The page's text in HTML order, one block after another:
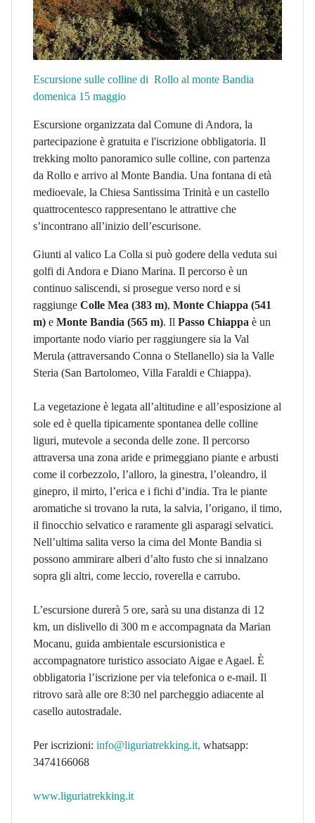
Escursione sulle colline di Rollo al monte Bandia
domenica 15 maggio
Escursione organizzata dal Comune di Andora, la
partecipazione è gratuita e l'iscrizione obbligatoria. Il
trekking molto panoramico sulle colline, con partenza
da Rollo e arrivo al Monte Bandia. Una fontana di età
medioevale, la Chiesa Santissima Trinità e un castello
quattrocentesco rappresentano le attrattive che
s’incontrano all’inizio dell’escurisone.
Giunti al valico La Colla si può godere della veduta sui
golfi di Andora e Diano Marina. Il percorso è un
continuo saliscendi, si prosegue verso nord e si
raggiunge Colle Mea (383 m), Monte Chiappa (541
m) e Monte Bandia (565 m). Il Passo Chiappa è un
importante nodo viario per raggiungere sia la Val
Merula (attraversando Conna o Stellanello) sia la Valle
Steria (San Bartolomeo, Villa Faraldi e Chiappa).
La vegetazione è legata all’altitudine e all’esposizione al
sole ed è quella tipicamente spontanea delle colline
liguri, mutevole a seconda delle zone. Il percorso
attraversa una zona aride e primeggiano piante e arbusti
come il corbezzolo, l’alloro, la ginestra, l’oleandro, il
ginepro, il mirto, l’erica e i fichi d’india. Tra le piante
aromatiche si trovano la ruta, la salvia, l’origano, il timo,
il finocchio selvatico e raramente gli asparagi selvatici.
Nell’ultima salita verso la cima del Monte Bandia si
possono ammirare alberi d’alto fusto che si innalzano
sopra gli altri, come leccio, roverella e carrubo.
L’escursione durerà 5 ore, sarà su una distanza di 12
km, un dislivello di 300 m e accompagnata da Marian
Mocanu, guida ambientale escursionistica e
accompagnatore turistico associato Aigae e Agael. È
obbligatoria l’iscrizione per via telefonica o e-mail. Il
ritrovo sarà alle ore 8:30 nel parcheggio adiacente al
casello autostradale.
Per iscrizioni: info@liguriatrekking.it, whatsapp:
3474166068
www.liguriatrekking.it